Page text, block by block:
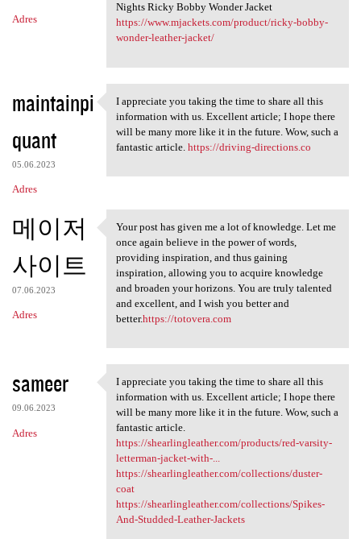
Adres
Nights Ricky Bobby Wonder Jacket
https://www.mjackets.com/product/ricky-bobby-
wonder-leather-jacket/
maintainpi
quant
05.06.2023
Adres
I appreciate you taking the
I appreciate you taking the time to share all this
information with us. Excellent article; I hope there
will be many more like it in the future. Wow, such a
fantastic article. https://driving-directions.co
메이저
사이트
07.06.2023
Adres
Your post has given me a lot
Your post has given me a lot of knowledge. Let me
once again believe in the power of words,
providing inspiration, and thus gaining
inspiration, allowing you to acquire knowledge
and broaden your horizons. You are truly talented
and excellent, and I wish you better and
better.https://totovera.com
sameer
09.06.2023
Adres
I appreciate you taking the
I appreciate you taking the time to share all this
information with us. Excellent article; I hope there
will be many more like it in the future. Wow, such a
fantastic article.
https://shearlingleather.com/products/red-varsity-
letterman-jacket-with-...
https://shearlingleather.com/collections/duster-
coat
https://shearlingleather.com/collections/Spikes-
And-Studded-Leather-Jackets